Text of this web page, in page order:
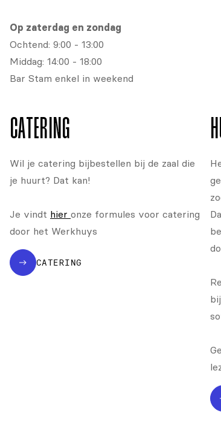
Op zaterdag en zondag
Ochtend: 9:00 - 13:00
Middag: 14:00 - 18:00
Bar Stam enkel in weekend
CATERING
Wil je catering bijbestellen bij de zaal die
je huurt? Dat kan!
Je vindt hier onze formules voor catering
door het Werkhuys
CATERING